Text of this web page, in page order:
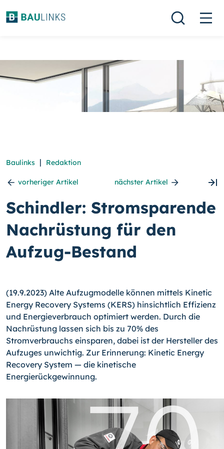
Baulinks | Redaktion
vorheriger Artikel nächster Artikel
Schindler: Stromsparende
Nachrüstung für den
Aufzug-Bestand
(19.9.2023) Alte Aufzugmodelle können mittels Kinetic
Energy Recovery Systems (KERS) hinsichtlich Effizienz
und Energieverbrauch optimiert werden. Durch die
Nachrüstung lassen sich bis zu 70% des
Stromverbrauchs einsparen, dabei ist der Hersteller des
Aufzuges unwichtig. Zur Erinnerung: Kinetic Energy
Recovery System — die kinetische
Energierückgewinnung.